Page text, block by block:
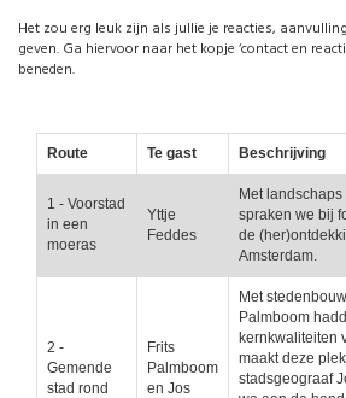
Het zou erg leuk zijn als jullie je reacties,
geven. Ga hiervoor naar het kopje ‘contact en
beneden.
Route Te gast Beschrijving
1 - Voorstad
in een
moeras
Yttje
Feddes
Met
spraken we bij
de
Amsterdam.
2 -
Gemende
stad rond
Frits
Palmboom
en Jos
Met
Palmboom
kernkwaliteiten
maakt deze
stadsgeograaf